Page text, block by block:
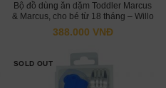
Bộ đồ dùng ăn dặm Toddler Marcus
& Marcus, cho bé từ 18 tháng – Willo
388.000 VNĐ
SOLD OUT